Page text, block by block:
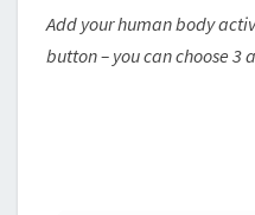
Add your human body
button – you can choose 3